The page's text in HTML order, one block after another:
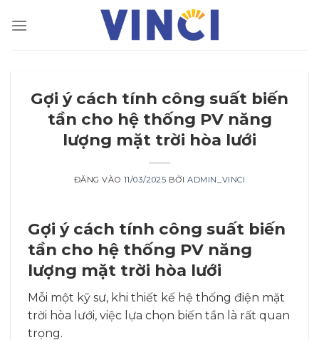
qua
Gợi ý cách tính công suất biến
tần cho hệ thống PV năng
lượng mặt trời hòa lưới
ĐĂNG VÀO 11/03/2025 BỞIADMIN_VINCI
Gợi ý cách tính công suất biến
tần cho hệ thống PV năng
lượng mặt trời hòa lưới
Mỗi một kỹ sư, khi thiết kế hệ thống điện mặt
trời hòa lưới, việc lựa chọn biến tần là rất quan
trọng.